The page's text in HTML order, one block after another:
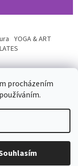
procházením
YOGA & ART
vyhrazena.Upravit